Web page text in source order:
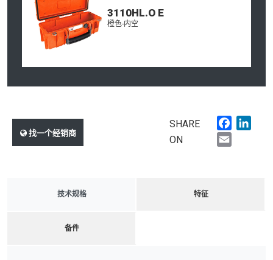
3110HL.O E
橙色-内空
找一个经销商
SHARE
ON
技术规格 特征
备件